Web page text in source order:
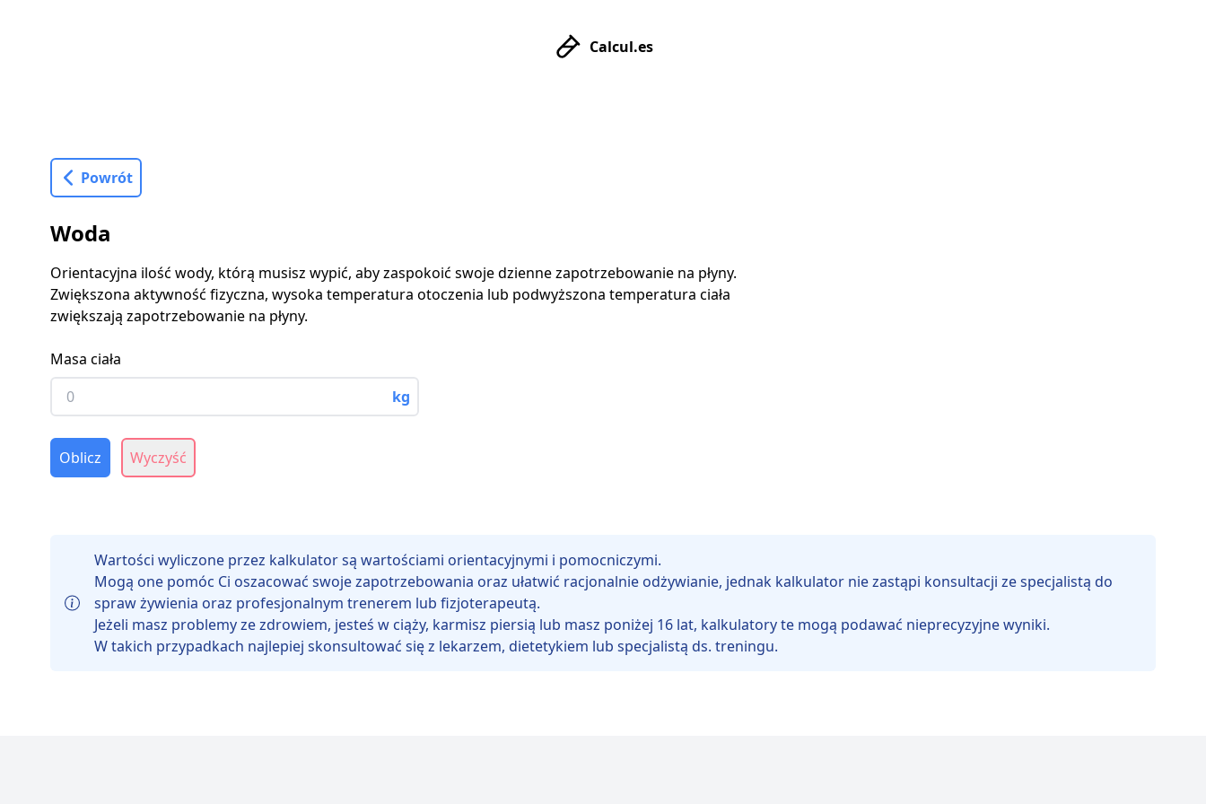
Calcul.es
Powrót
Woda
Orientacyjna ilość wody, którą musisz wypić, aby zaspokoić swoje dzienne zapotrzebowanie na płyny.
Zwiększona aktywność fizyczna, wysoka temperatura otoczenia lub podwyższona temperatura ciała
zwiększają zapotrzebowanie na płyny.
Masa ciała
kg
Oblicz Wyczyść
Wartości wyliczone przez kalkulator są wartościami orientacyjnymi i pomocniczymi.
Mogą one pomóc Ci oszacować swoje zapotrzebowania oraz ułatwić racjonalnie odżywianie, jednak kalkulator nie zastąpi konsultacji ze specjalistą do
spraw żywienia oraz profesjonalnym trenerem lub fizjoterapeutą.
Jeżeli masz problemy ze zdrowiem, jesteś w ciąży, karmisz piersią lub masz poniżej 16 lat, kalkulatory te mogą podawać nieprecyzyjne wyniki.
W takich przypadkach najlepiej skonsultować się z lekarzem, dietetykiem lub specjalistą ds. treningu.